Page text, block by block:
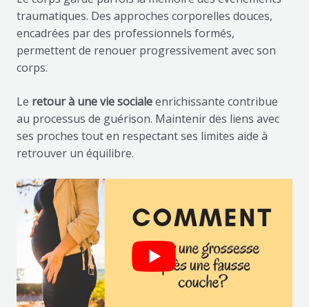
traumatiques. Des approches corporelles douces,
encadrées par des professionnels formés,
permettent de renouer progressivement avec son
corps.
Le retour à une vie socialeenrichissante contribue
au processus de guérison. Maintenir des liens avec
ses proches tout en respectant ses limites aide à
retrouver un équilibre.